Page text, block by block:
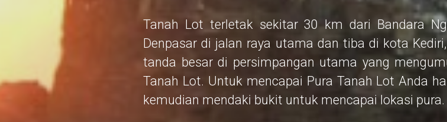
Tanah Lot terletak sekitar 30 km dari Bandara
Denpasar di jalan raya utama dan tiba di kota
tanda besar di persimpangan utama yang
Tanah Lot. Untuk mencapai Pura Tanah Lot Anda
kemudian mendaki bukit untuk mencapai lokasi pura.